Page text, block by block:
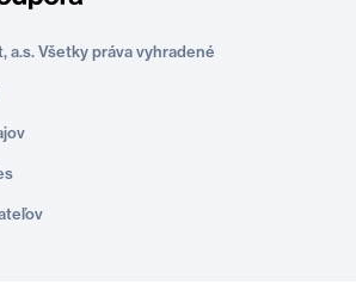
Všetky práva vyhradené